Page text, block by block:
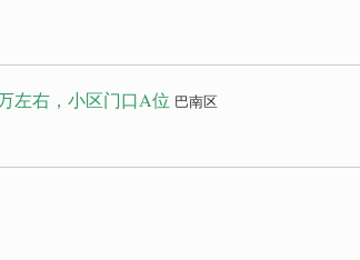
左右，小区门口A位 巴南区